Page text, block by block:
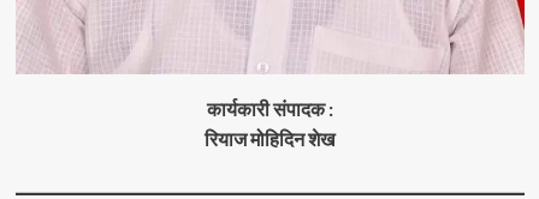
कार्यकारी संपादक :
रियाज मोहिदिन शेख